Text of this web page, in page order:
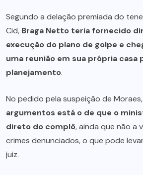
Segundo a delação premiada do
Cid, Braga Netto teria fornecido
execução do plano de golpe e
uma reunião em sua própria casa
planejamento.
No pedido pela suspeição de
argumentos está o de que o
direto do complô, ainda que não a
crimes denunciados, o que pode
juiz.